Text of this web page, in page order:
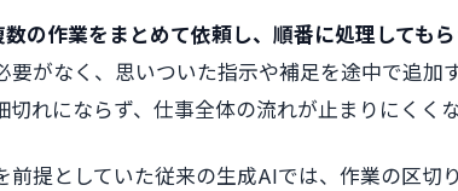
数の作業をまとめて依頼し、順番に処理しても
要がなく、思いついた指示や補足を途中で追加
切れにならず、仕事全体の流れが止まりにくくな
前提としていた従来の生成AIでは、作業の区切